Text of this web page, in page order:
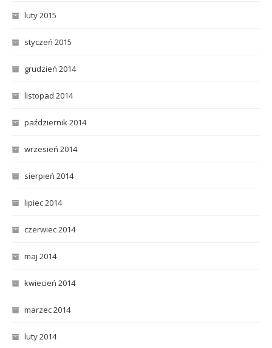
luty 2015
styczeń 2015
grudzień 2014
listopad 2014
październik 2014
wrzesień 2014
sierpień 2014
lipiec 2014
czerwiec 2014
maj 2014
kwiecień 2014
marzec 2014
luty 2014